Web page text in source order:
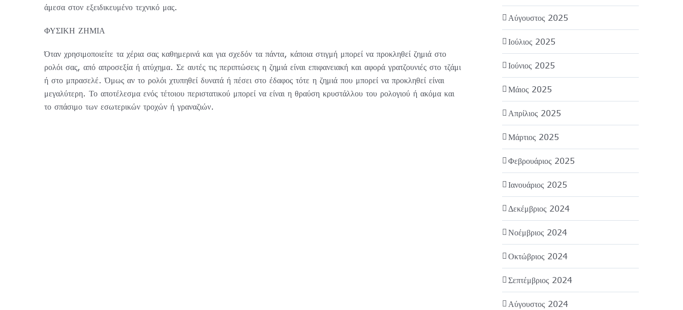
άμεσα στον εξειδικευμένο τεχνικό μας.
ΦΥΣΙΚΗ ΖΗΜΙΑ
Όταν χρησιμοποιείτε τα χέρια σας καθημερινά και για σχεδόν τα πάντα, κάποια στιγμή μπορεί να προκληθεί ζημιά στο
ρολόι σας, από απροσεξία ή ατύχημα. Σε αυτές τις περιπτώσεις η ζημιά είναι επιφανειακή και αφορά γρατζουνιές στο τζάμι
ή στο μπρασελέ. Όμως αν το ρολόι χτυπηθεί δυνατά ή πέσει στο έδαφος τότε η ζημιά που μπορεί να προκληθεί είναι
μεγαλύτερη. Το αποτέλεσμα ενός τέτοιου περιστατικού μπορεί να είναι η θραύση κρυστάλλου του ρολογιού ή ακόμα και
το σπάσιμο των εσωτερικών τροχών ή γραναζιών.
Αύγουστος 2025
Ιούλιος 2025
Ιούνιος 2025
Μάιος 2025
Απρίλιος 2025
Μάρτιος 2025
Φεβρουάριος 2025
Ιανουάριος 2025
Δεκέμβριος 2024
Νοέμβριος 2024
Οκτώβριος 2024
Σεπτέμβριος 2024
Αύγουστος 2024